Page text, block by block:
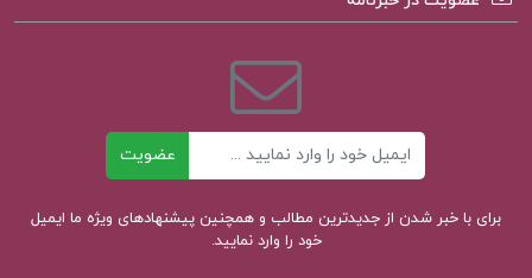
دانلود رایگان علوم وفنون مهر و ماه
دانلود کتاب حفظیات علوم وفنون ادبی سعید
عنبرستانی
عضویت
برای با خبر شدن از جدیدترین مطالب و همچنین پیشنهادهای ویژه ما ایمیل
خود را وارد نمایید.